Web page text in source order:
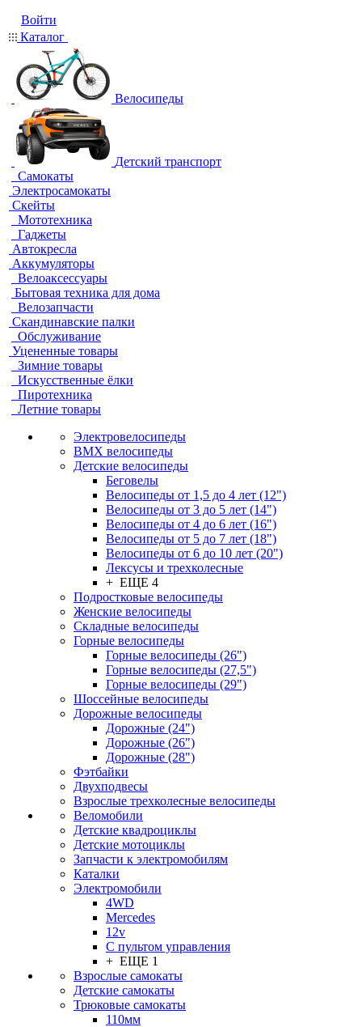
Войти
Каталог
Велосипеды
Детский транспорт
Самокаты
Электросамокаты
Скейты
Мототехника
Гаджеты
Автокресла
Аккумуляторы
Велоаксессуары
Бытовая техника для дома
Велозапчасти
Скандинавские палки
Обслуживание
Уцененные товары
Зимние товары
Искусственные ёлки
Пиротехника
Летние товары
Электровелосипеды
BMX велосипеды
Детские велосипеды
Беговелы
Велосипеды от 1,5 до 4 лет (12")
Велосипеды от 3 до 5 лет (14")
Велосипеды от 4 до 6 лет (16")
Велосипеды от 5 до 7 лет (18")
Велосипеды от 6 до 10 лет (20")
Лексусы и трехколесные
+ ЕЩЕ 4
Подростковые велосипеды
Женские велосипеды
Складные велосипеды
Горные велосипеды
Горные велосипеды (26")
Горные велосипеды (27,5")
Горные велосипеды (29")
Шоссейные велосипеды
Дорожные велосипеды
Дорожные (24")
Дорожные (26")
Дорожные (28")
Фэтбайки
Двухподвесы
Взрослые трехколесные велосипеды
Веломобили
Детские квадроциклы
Детские мотоциклы
Запчасти к электромобилям
Каталки
Электромобили
4WD
Mercedes
12v
С пультом управления
+ ЕЩЕ 1
Взрослые самокаты
Детские самокаты
Трюковые самокаты
110мм